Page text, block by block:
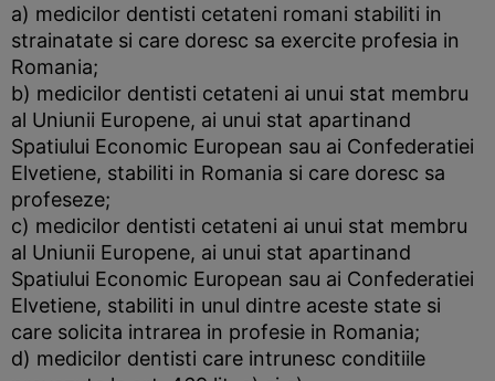
a) medicilor dentisti cetateni romani stabiliti in
strainatate si care doresc sa exercite profesia in
Romania;
b) medicilor dentisti cetateni ai unui stat membru
al Uniunii Europene, ai unui stat apartinand
Spatiului Economic European sau ai Confederatiei
Elvetiene, stabiliti in Romania si care doresc sa
profeseze;
c) medicilor dentisti cetateni ai unui stat membru
al Uniunii Europene, ai unui stat apartinand
Spatiului Economic European sau ai Confederatiei
Elvetiene, stabiliti in unul dintre aceste state si
care solicita intrarea in profesie in Romania;
d) medicilor dentisti care intrunesc conditiile